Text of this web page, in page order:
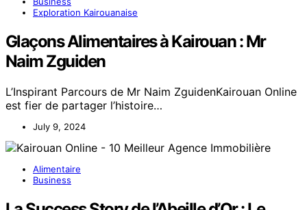
Exploration Kairouanaise
Glaçons Alimentaires à Kairouan : Mr
Naim Zguiden
L’Inspirant Parcours de Mr Naim ZguidenKairouan Online
est fier de partager l’histoire…
July 9, 2024
Alimentaire
Business